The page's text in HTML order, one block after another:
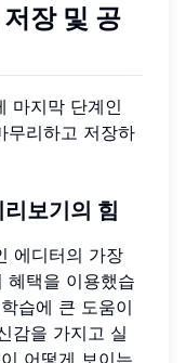
장 및 공
마지막 단계인
무리하고 저장하
보기의 힘
에디터의 가장
혜택을 이용했습
습에 큰 도움이
감을 가지고 실